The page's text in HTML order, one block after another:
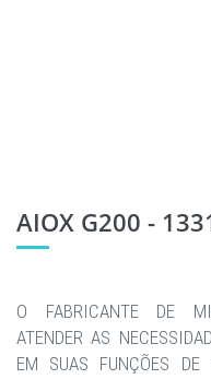
AIOX G200 -
O FABRICANTE DE
ATENDER AS
EM SUAS FUNÇÕES DE